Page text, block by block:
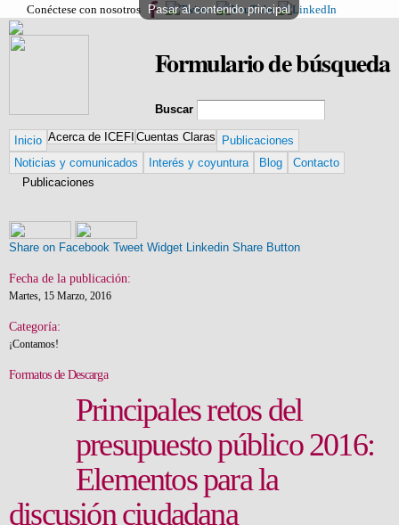
Pasar al contenido principal
Conéctese con nosotros
Formulario de búsqueda
Buscar
Inicio Acerca de ICEFI Cuentas Claras
Publicaciones
Noticias y comunicados
Interés y coyuntura Blog
Contacto
Publicaciones
Share on Facebook Tweet Widget Linkedin Share Button
Fecha de la publicación:
Martes, 15 Marzo, 2016
Categoría:
¡Contamos!
Formatos de Descarga
Principales retos del
presupuesto público 2016:
Elementos para la
discusión ciudadana